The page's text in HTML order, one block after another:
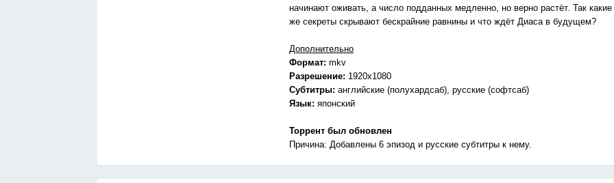
начинают оживать, а число подданных медленно, но верно растёт. Так какие
же секреты скрывают бескрайние равнины и что ждёт Диаса в будущем?
Дополнительно
Формат: mkv
Разрешение: 1920x1080
Субтитры: английские (полухардсаб), русские (софтсаб)
Язык: японский
Торрент был обновлен
Причина: Добавлены 6 эпизод и русские субтитры к нему.